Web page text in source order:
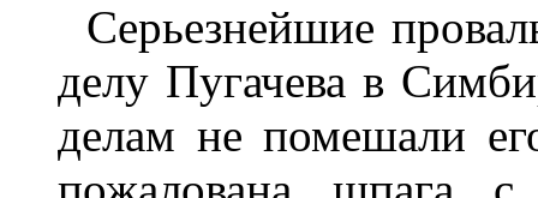
Серьезнейшие
делу Пугачева в
делам не помешали